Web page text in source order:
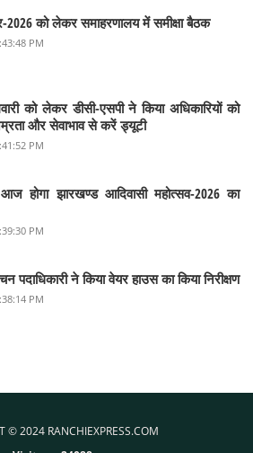
को लेकर समाहरणालय में समीक्षा बैठक
PM
को लेकर डीसी-एसपी ने किया अधिकारियों को
और सेवाभाव से करें ड्यूटी
PM
होगा झारखण्ड आदिवासी महोत्सव-2026 का
PM
पदाधिकारी ने किया वेयर हाउस का किया निरीक्षण
PM
© 2024 RANCHIEXPRESS.COM